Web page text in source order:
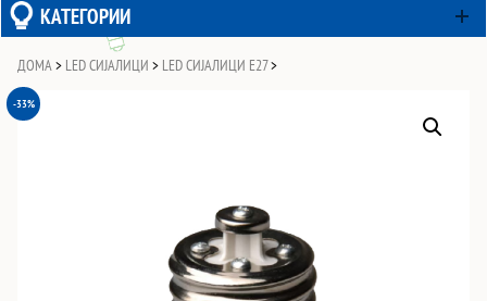
КАТЕГОРИИ
ДОМА > LED СИЈАЛИЦИ > LED СИЈАЛИЦИ Е27>
-33%